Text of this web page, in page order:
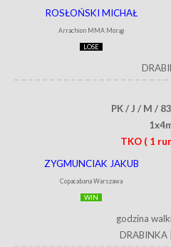
ROSŁOŃSKI MICHAŁ
Arrachion MMA Morąg
LOSE
PK / J / M /
TKO ( 1
ZYGMUNCIAK JAKUB
Copacabana Warszawa
WIN
godzina
DRABINKA